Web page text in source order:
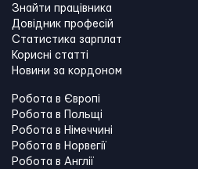
Знайти працівника
Довідник професій
Статистика зарплат
Корисні статті
Новини за кордоном
Робота в Європі
Робота в Польщі
Робота в Німеччині
Робота в Норвегії
Робота в Англії